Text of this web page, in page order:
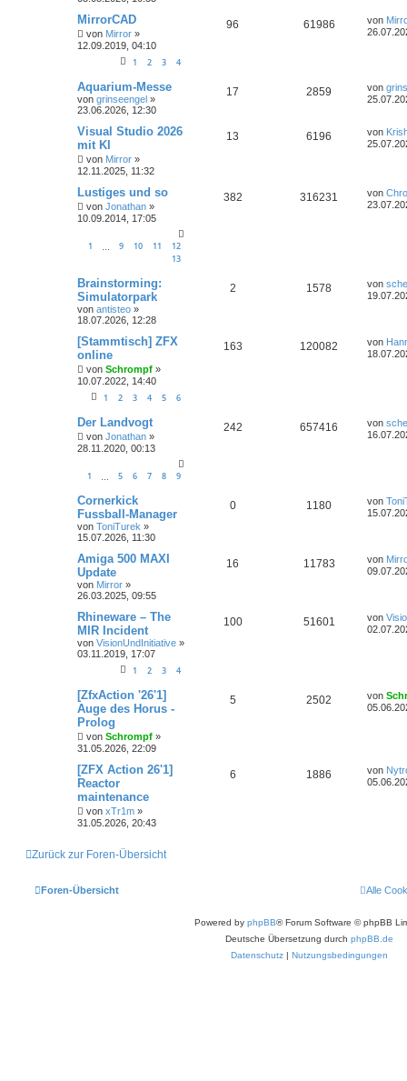
MirrorCAD
von Mirror »
12.09.2019, 04:10
1 2 3 4
96 61986 von
Aquarium-Messe
von grinseengel »
23.06.2026, 12:30
17 2859 von
Visual Studio 2026
mit KI
von Mirror »
12.11.2025, 11:32
13 6196 von
Lustiges und so
von Jonathan »
10.09.2014, 17:05
1 9 10 11
12
13
382 316231 von
Brainstorming:
Simulatorpark
von antisteo »
18.07.2026, 12:28
2 1578 von
[Stammtisch] ZFX
online
von Schrompf »
10.07.2022, 14:40
1 2 3 4 5 6
163 120082 von
Der Landvogt
von Jonathan »
28.11.2020, 00:13
1 5 6 7 8 9
242 657416 von
Cornerkick
Fussball-Manager
von ToniTurek »
15.07.2026, 11:30
0 1180 von
Amiga 500 MAXI
Update
von Mirror »
26.03.2025, 09:55
16 11783 von
Rhineware – The
MIR Incident
von VisionUndInitiative »
03.11.2019, 17:07
1 2 3 4
100 51601 von
[ZfxAction '26'1]
Auge des Horus -
Prolog
von Schrompf »
31.05.2026, 22:09
5 2502 von
[ZFX Action 26'1]
Reactor
maintenance
von xTr1m »
31.05.2026, 20:43
6 1886 von
Zurück zur Foren-Übersicht
Foren-Übersicht Alle
Powered by phpBB® Forum Software © phpBB
Deutsche Übersetzung durch phpBB.de
Datenschutz | Nutzungsbedingungen